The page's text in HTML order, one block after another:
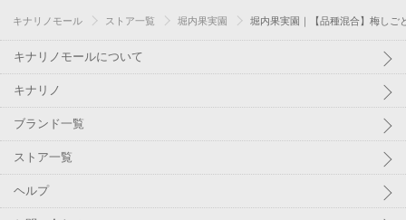
キナリノモール ストア一覧 堀内果実園 堀内果実園｜【品種混合】梅しご
キナリノモールについて
キナリノ
ブランド一覧
ストア一覧
ヘルプ